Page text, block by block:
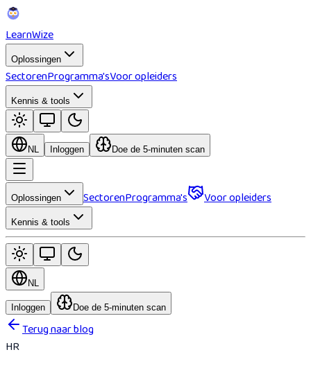
LearnWize
Oplossingen
SectorenProgramma'sVoor opleiders
Kennis & tools
NL Inloggen Doe de 5-minuten scan
Oplossingen SectorenProgramma's Voor opleiders
Kennis & tools
NL
Inloggen Doe de 5-minuten scan
Terug naar blog
HR